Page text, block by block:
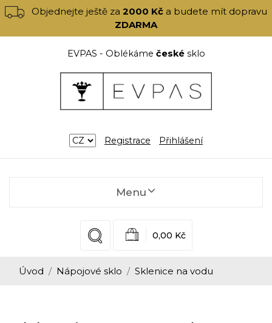
Objednejte ještě za2000 Kč a budete mít dopravu
ZDARMA
EVPAS - Oblékáme českésklo
Registrace Přihlášení
Menu
0,00 Kč
Úvod Nápojové sklo Sklenice na vodu